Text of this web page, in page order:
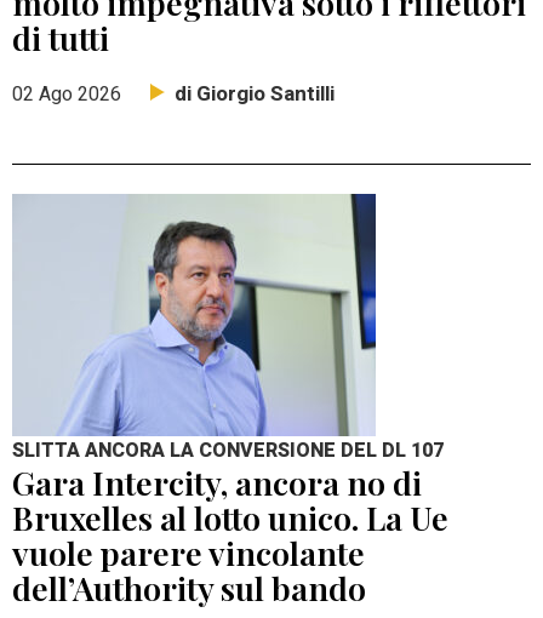
di tutti
02 Ago 2026 di Giorgio Santilli
SLITTA ANCORA LA CONVERSIONE DEL DL 107
Gara Intercity, ancora no di
Bruxelles al lotto unico. La Ue
vuole parere vincolante
dell’Authority sul bando